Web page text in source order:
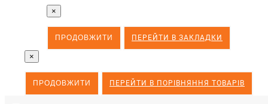
×
ПРОДОВЖИТИ ПЕРЕЙТИ В ЗАКЛАДКИ
×
ПРОДОВЖИТИ ПЕРЕЙТИ В ПОРІВНЯННЯ ТОВАРІВ